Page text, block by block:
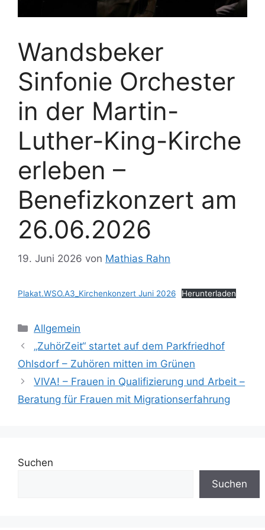
Wandsbeker
Sinfonie Orchester
in der Martin-
Luther-King-Kirche
erleben –
Benefizkonzert am
26.06.2026
19. Juni 2026 von Mathias Rahn
Plakat.WSO.A3_Kirchenkonzert Juni 2026 Herunterladen
Kategorien
Allgemein
„ZuhörZeit“ startet auf dem Parkfriedhof
Ohlsdorf – Zuhören mitten im Grünen
VIVA! – Frauen in Qualifizierung und Arbeit –
Beratung für Frauen mit Migrationserfahrung
Suchen
Suchen